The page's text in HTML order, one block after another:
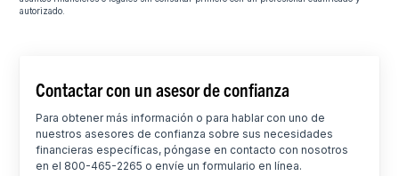
autorizado.
Contactar con un asesor de confianza
Para obtener más información o para hablar con uno de
nuestros asesores de confianza sobre sus necesidades
financieras específicas, póngase en contacto con nosotros
en el 800-465-2265 o envíe un formulario en línea.